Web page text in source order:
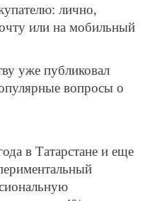
лично,
или на мобильный
уже публиковал
вопросы о
в Татарстане и еще